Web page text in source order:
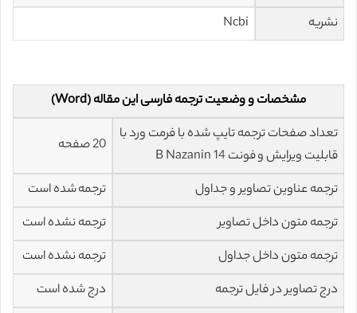
نشریه Ncbi
مشخصات و وضعیت ترجمه فارسی این مقاله (Word)
تعداد صفحات ترجمه تایپ شده با فرمت ورد با
قابلیت ویرایش و فونت 14 B Nazanin
20 صفحه
ترجمه عناوین تصاویر و جداول
ترجمه شده است
ترجمه متون داخل تصاویر
ترجمه نشده است
ترجمه متون داخل جداول
ترجمه نشده است
درج تصاویر در فایل ترجمه
درج شده است